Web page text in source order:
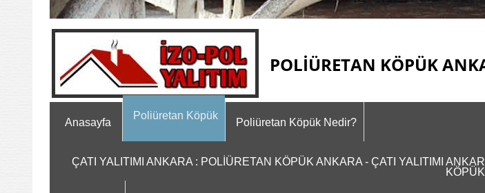
POLİÜRETAN KÖPÜK
Anasayfa
Poliüretan Köpük
Poliüretan Köpük Nedir?
ÇATI YALITIMI ANKARA : POLİÜRETAN KÖPÜK ANKARA - ÇATI YALITIMI
KÖPÜK